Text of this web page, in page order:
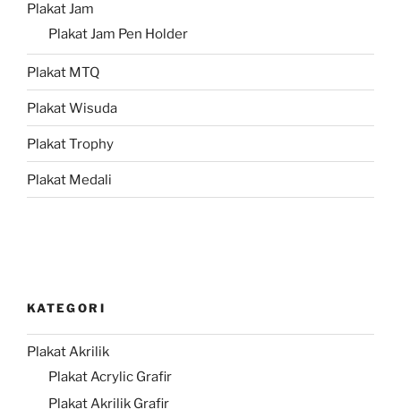
Plakat Jam
Plakat Jam Pen Holder
Plakat MTQ
Plakat Wisuda
Plakat Trophy
Plakat Medali
KATEGORI
Plakat Akrilik
Plakat Acrylic Grafir
Plakat Akrilik Grafir